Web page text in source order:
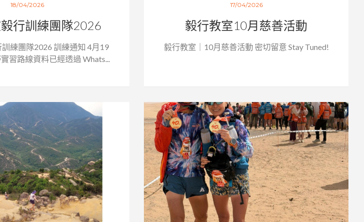
18/04/2026
行訓練團隊2026
練團隊2026 訓練通知 4月19
習路線資料已經透過 Whats...
17/04/2026
毅行教室10月慈善活動
毅行教室｜10月慈善活動 密切留意 Stay Tuned!